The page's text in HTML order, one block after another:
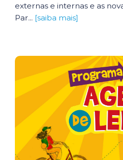
externas e internas e as
Par... [saiba mais]